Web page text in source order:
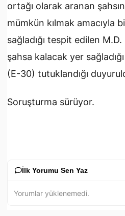
ortağı olarak aranan
mümkün kılmak amacıyla
sağladığı tespit edilen
şahsa kalacak yer
(E-30) tutuklandığı
Soruşturma sürüyor.
İlk Yorumu Sen Yaz
Yorumlar yüklenemedi.